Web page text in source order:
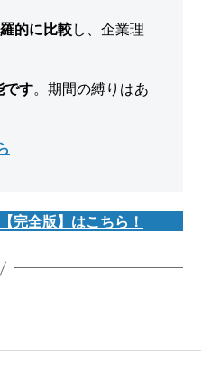
的に比較し、企業理
です。期間の縛りはあ
完全版】はこちら！